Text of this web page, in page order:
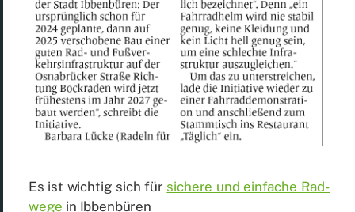
Es ist wich­tig sich für si­che­re und ein­fa­che Rad­
we­ge in Ib­ben­bü­ren